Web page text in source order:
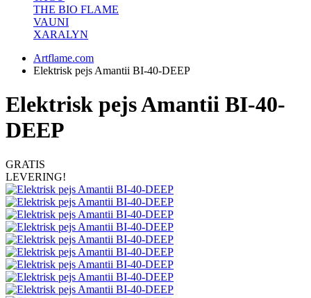
THE BIO FLAME
VAUNI
XARALYN
Artflame.com
Elektrisk pejs Amantii BI-40-DEEP
Elektrisk pejs Amantii BI-40-
DEEP
GRATIS
LEVERING!